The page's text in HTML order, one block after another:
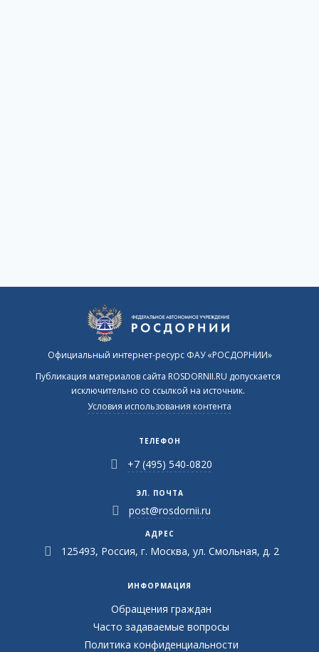
Официальный интернет-ресурс ФАУ «РОСДОРНИИ»
Публикация материалов сайта ROSDORNII.RU допускается
исключительно со ссылкой на источник.
Условия использования контента
ТЕЛЕФОН
+7 (495) 540-0820
ЭЛ. ПОЧТА
post@rosdornii.ru
АДРЕС
125493, Россия, г. Москва, ул. Смольная, д. 2
ИНФОРМАЦИЯ
Обращения граждан
Часто задаваемые вопросы
Политика конфиденциальности